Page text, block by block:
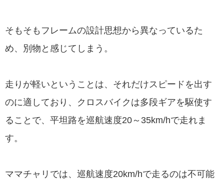
そもそもフレームの設計思想から異なっているた
め、別物と感じてしまう。
走りが軽いということは、それだけスピードを出す
のに適しており、クロスバイクは多段ギアを駆使す
ることで、平坦路を巡航速度20～35km/hで走れま
す。
ママチャリでは、巡航速度20km/hで走るのは不可能